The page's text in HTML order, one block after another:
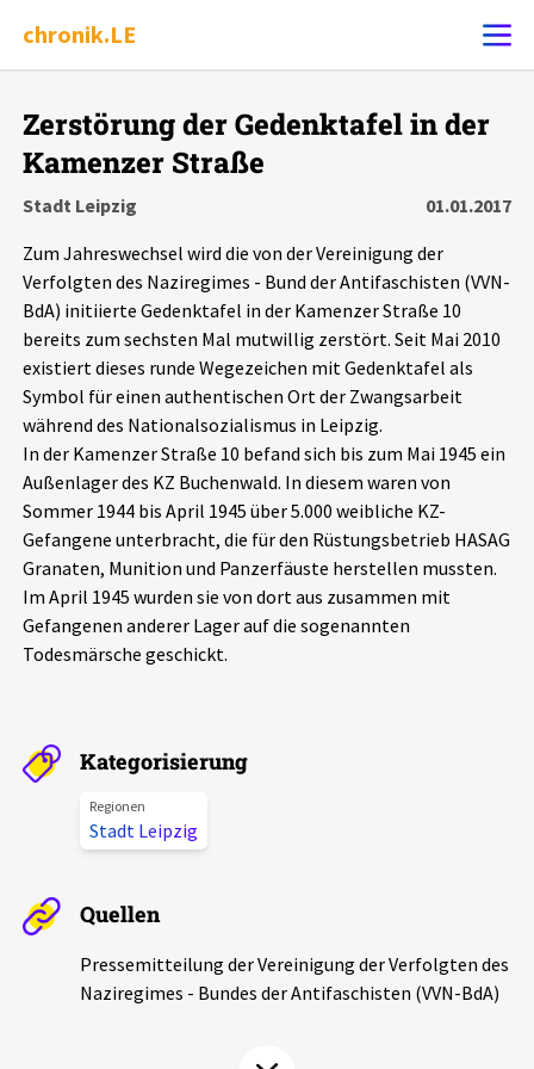
chronik.LE
Ereignis melden
Chronik
Dossiers
Leipziger Zustände
Schlaglichter
Phänomene
Aktuelles
Alle Beiträge
Veranstaltungen
Podcasts
Über uns
Kontakt
Unterstützer_innen
Spenden
chronik.LE in der Presse
Zerstörung der Gedenktafel in der
Kamenzer Straße
Stadt Leipzig
01.01.2017
Zum Jahreswechsel wird die von der Vereinigung der
Verfolgten des Naziregimes - Bund der Antifaschisten (VVN-
BdA) initiierte Gedenktafel in der Kamenzer Straße 10
bereits zum sechsten Mal mutwillig zerstört. Seit Mai 2010
existiert dieses runde Wegezeichen mit Gedenktafel als
Symbol für einen authentischen Ort der Zwangsarbeit
während des Nationalsozialismus in Leipzig.
In der Kamenzer Straße 10 befand sich bis zum Mai 1945 ein
Außenlager des KZ Buchenwald. In diesem waren von
Sommer 1944 bis April 1945 über 5.000 weibliche KZ-
Gefangene unterbracht, die für den Rüstungsbetrieb HASAG
Granaten, Munition und Panzerfäuste herstellen mussten.
Im April 1945 wurden sie von dort aus zusammen mit
Gefangenen anderer Lager auf die sogenannten
Todesmärsche geschickt.
Kategorisierung
Regionen
Stadt Leipzig
Quellen
Pressemitteilung der Vereinigung der Verfolgten des
Naziregimes - Bundes der Antifaschisten (VVN-BdA)
Alle Ereignisse
7502Ereignisse
Ereignisse
Exportieren ? Filter Erklärungen